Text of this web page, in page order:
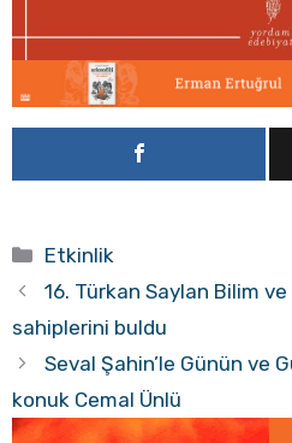
Kategoriler
Etkinlik
16. Türkan Saylan Bilim
sahiplerini buldu
Seval Şahin’le Günün ve
konuk Cemal Ünlü